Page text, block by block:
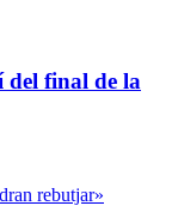
del final de la